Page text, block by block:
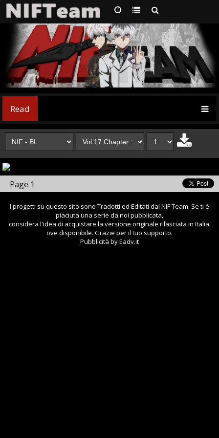
Read
Page 1
I progetti su questo sito sono Tradotti ed Editati dal NIF Team. Se ti è
piaciuta una serie da noi pubblicata,
considera l'idea di acquistare la versione originale rilasciata in Italia,
ove disponibile. Grazie per il tuo supporto.
Pubblicità by Eadv.it